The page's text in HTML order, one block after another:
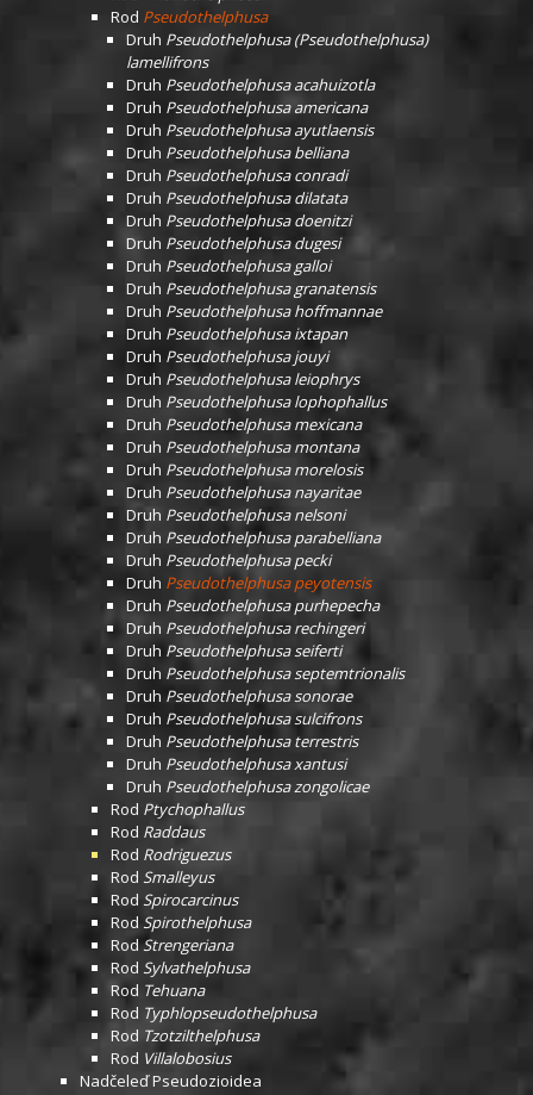
Rod Pseudothelphusa
Druh Pseudothelphusa (Pseudothelphusa)
lamellifrons
Druh Pseudothelphusa acahuizotla
Druh Pseudothelphusa americana
Druh Pseudothelphusa ayutlaensis
Druh Pseudothelphusa belliana
Druh Pseudothelphusa conradi
Druh Pseudothelphusa dilatata
Druh Pseudothelphusa doenitzi
Druh Pseudothelphusa dugesi
Druh Pseudothelphusa galloi
Druh Pseudothelphusa granatensis
Druh Pseudothelphusa hoffmannae
Druh Pseudothelphusa ixtapan
Druh Pseudothelphusa jouyi
Druh Pseudothelphusa leiophrys
Druh Pseudothelphusa lophophallus
Druh Pseudothelphusa mexicana
Druh Pseudothelphusa montana
Druh Pseudothelphusa morelosis
Druh Pseudothelphusa nayaritae
Druh Pseudothelphusa nelsoni
Druh Pseudothelphusa parabelliana
Druh Pseudothelphusa pecki
Druh Pseudothelphusa peyotensis
Druh Pseudothelphusa purhepecha
Druh Pseudothelphusa rechingeri
Druh Pseudothelphusa seiferti
Druh Pseudothelphusa septemtrionalis
Druh Pseudothelphusa sonorae
Druh Pseudothelphusa sulcifrons
Druh Pseudothelphusa terrestris
Druh Pseudothelphusa xantusi
Druh Pseudothelphusa zongolicae
Rod Ptychophallus
Rod Raddaus
Rod Rodriguezus
Rod Smalleyus
Rod Spirocarcinus
Rod Spirothelphusa
RodStrengeriana
Rod Sylvathelphusa
Rod Tehuana
Rod Typhlopseudothelphusa
Rod Tzotzilthelphusa
Rod Villalobosius
NadčeleďPseudozioidea